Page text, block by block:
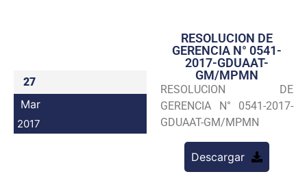
Transparencia
Seguridad
Programas
27
Mar
2017
RESOLUCION DE
GERENCIA N° 0541-
2017-GDUAAT-
GM/MPMN
RESOLUCION DE
GERENCIA N° 0541-2017-
GDUAAT-GM/MPMN
Descargar